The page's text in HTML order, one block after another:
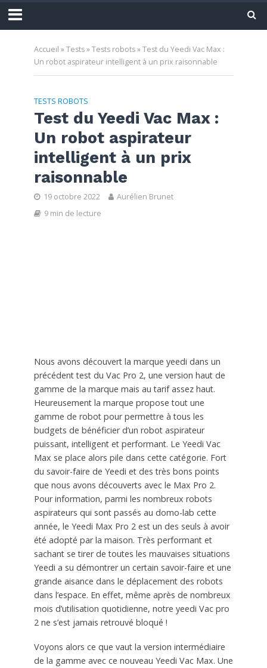
Accueil »Tests»Tests robots»Test du Yeedi Vac Max :
Un robot aspirateur intelligent à un prix raisonnable
TESTS ROBOTS
Test du Yeedi Vac Max :
Un robot aspirateur
intelligent à un prix
raisonnable
19 octobre 2022
Aurélien Brunet
9 min de lecture
Nous avons découvert la marque yeedi dans un
précédent test du Vac Pro 2, une version haut de
gamme de la marque mais au tarif assez haut.
Heureusement la marque propose tout une
gamme de robot pour permettre à tous les
budgets de bénéficier d’un robot aspirateur
puissant, intelligent et performant. Le Yeedi Vac
Max se place alors pile dans cette catégorie. Fort
du savoir-faire de Yeedi et des très bons points
que nous avons découverts avec le Max Pro 2.
Pour information, parmi les nombreux robots
aspirateurs qui sont passés au domo-lab cette
année, le Yeedi Max Pro 2 est un des seuls à avoir
été adopté par la maison. Très performant et
sachant se tirer de toutes les mauvaises situations
Yeedi a su démontrer un certain savoir-faire et une
grande aisance dans le déplacement des robots
dans l’espace. En effet, même après de nombreux
mois d’utilisation quotidienne, notre yeedi Vac pro
2 ne s’est jamais retrouvé bloqué !
Voyons alors ce que vaut la version intermédiaire
de la gamme avec ce nouveau Yeedi Vac Max. Une